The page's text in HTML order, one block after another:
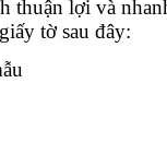
thuận lợi và
tờ sau đây: